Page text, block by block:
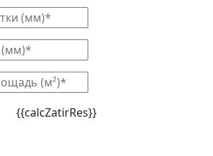
{{calcZatirRes}}